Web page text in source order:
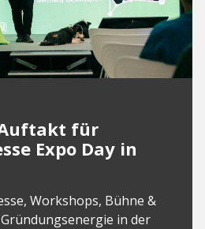
für
Expo Day in
Workshops, Bühne &
Gründungsenergie in der